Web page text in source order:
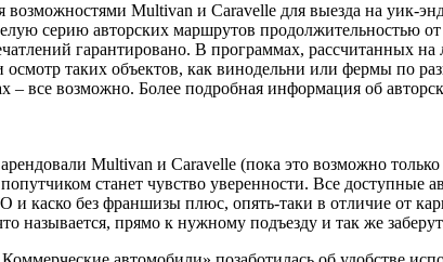
возможностями Multivan и Caravelle для выезда на уик-
серию авторских маршрутов продолжительностью
гарантировано. В программах, рассчитанных
осмотр таких объектов, как винодельни или фермы по
– все возможно. Более подробная информация об
Multivan и Caravelle (пока это возможно
станет чувство уверенности. Все доступные
каско без франшизы плюс, опять-таки в отличие от
называется, прямо к нужному подъезду и так же